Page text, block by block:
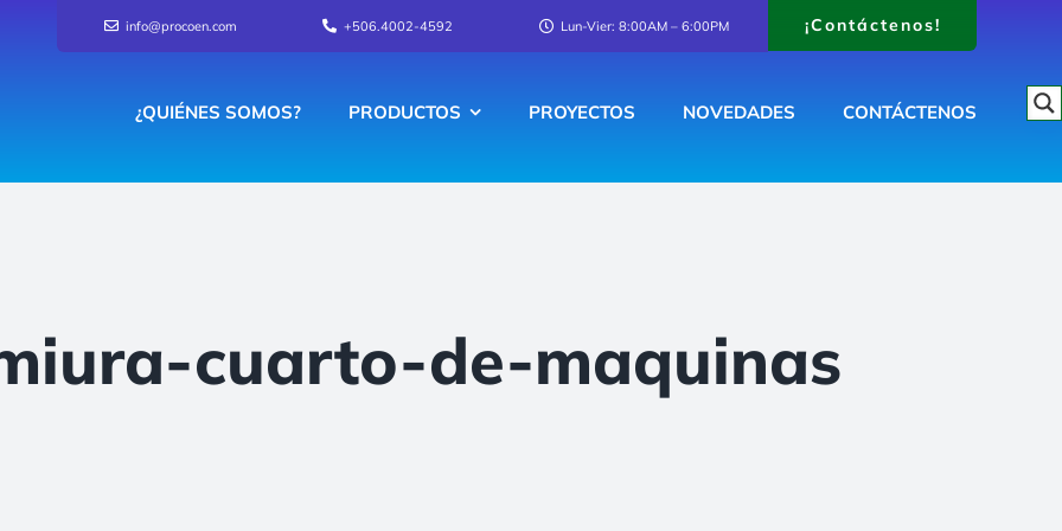
info@procoen.com +506.4002-4592 Lun-Vier: 8:00AM – 6:00PM ¡Contáctenos!
¿QUIÉNES SOMOS? PRODUCTOS PROYECTOS NOVEDADES CONTÁCTENOS
cuarto-de-maquinas